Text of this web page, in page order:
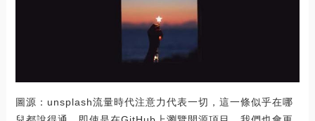
圖源：unsplash流量時代注意力代表一切，這一條似乎在哪